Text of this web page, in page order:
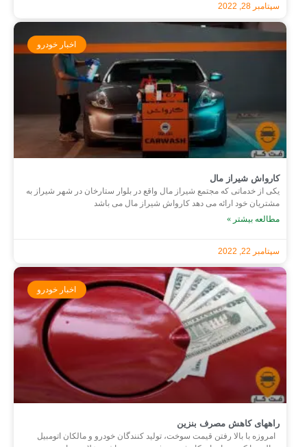
سپتامبر 28, 2022
اخبار خودرو
کارواش شیراز مال
یکی از خدماتی که مجتمع شیراز مال واقع در بلوار ستارخان در شهر شیراز به
مشتریان خود ارائه می دهد کارواش شیراز مال می باشد
مطالعه بیشتر »
سپتامبر 22, 2022
اخبار خودرو
راههای کاهش مصرف بنزین
امروزه با بالا رفتن قیمت سوخت، تولید کنندگان خودرو و مالکان اتومبیل